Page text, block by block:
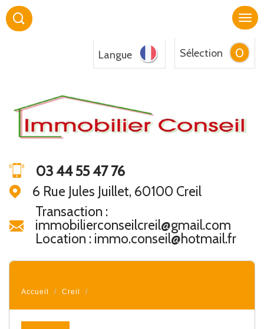
Langue Sélection 0
03 44 55 47 76
6 Rue Jules Juillet, 60100 Creil
Transaction :
immobilierconseilcreil@gmail.com
Location : immo.conseil@hotmail.fr
Accueil Creil